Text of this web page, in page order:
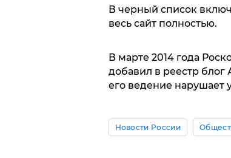
В черный список
весь сайт полностью.
В марте 2014 года
добавил в реестр
его ведение нарушает
Новости России